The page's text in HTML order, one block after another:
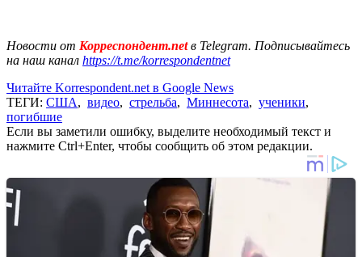
Новости от Корреспондент.netв Telegram. Подписывайтесь
на наш канал https://t.me/korrespondentnet
Читайте Korrespondent.net в Google News
ТЕГИ: США, видео, стрельба, Миннесота, ученики,
погибшие
Если вы заметили ошибку, выделите необходимый текст и
нажмите Ctrl+Enter, чтобы сообщить об этом редакции.